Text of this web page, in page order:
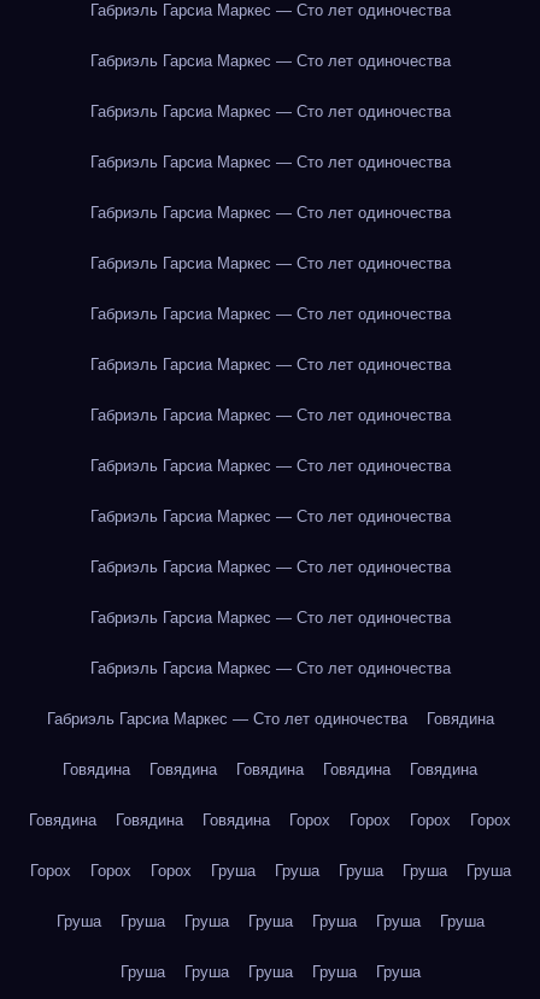
Габриэль Гарсиа Маркес — Сто лет одиночества
Габриэль Гарсиа Маркес — Сто лет одиночества
Габриэль Гарсиа Маркес — Сто лет одиночества
Габриэль Гарсиа Маркес — Сто лет одиночества
Габриэль Гарсиа Маркес — Сто лет одиночества
Габриэль Гарсиа Маркес — Сто лет одиночества
Габриэль Гарсиа Маркес — Сто лет одиночества
Габриэль Гарсиа Маркес — Сто лет одиночества
Габриэль Гарсиа Маркес — Сто лет одиночества
Габриэль Гарсиа Маркес — Сто лет одиночества
Габриэль Гарсиа Маркес — Сто лет одиночества
Габриэль Гарсиа Маркес — Сто лет одиночества
Габриэль Гарсиа Маркес — Сто лет одиночества
Габриэль Гарсиа Маркес — Сто лет одиночества
Габриэль Гарсиа Маркес — Сто лет одиночества Говядина
Говядина Говядина Говядина Говядина Говядина
Говядина Говядина Говядина Горох Горох Горох Горох
Горох Горох Горох Груша Груша Груша Груша Груша
Груша Груша Груша Груша Груша Груша Груша
Груша Груша Груша Груша Груша